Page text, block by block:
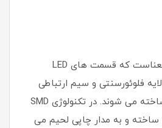
تکنولوژی COB بدان معناست که قسمت های LED
فلوئورسنتی و سیم ارتباطی
همگی در مدار چاپی ساخته می شوند. در تکنولوژی SMD
و به مدار چاپی لحیم می